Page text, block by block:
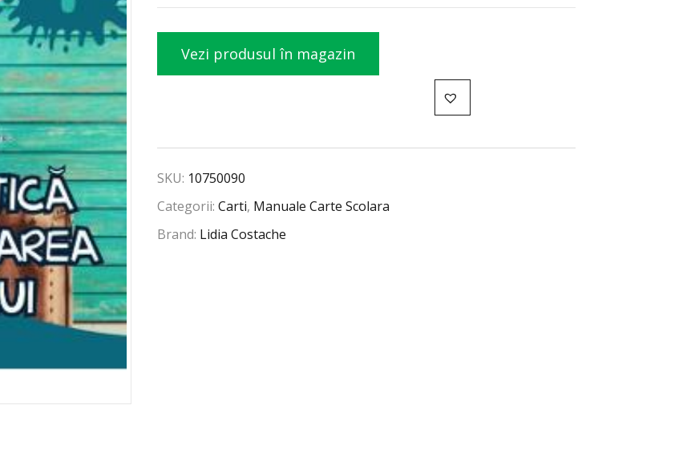
Vezi produsul în magazin
SKU: 10750090
Categorii:Carti, Manuale Carte Scolara
Brand: Lidia Costache